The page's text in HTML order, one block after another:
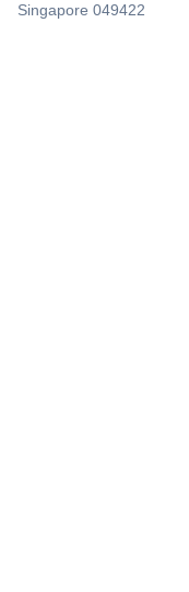
Singapore 049422